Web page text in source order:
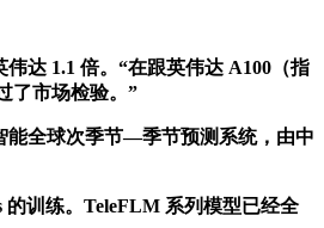
达 1.1 倍。“在跟英伟达 A100（指
了市场检验。”
全球次季节—季节预测系统，由中
训练。TeleFLM 系列模型已经全